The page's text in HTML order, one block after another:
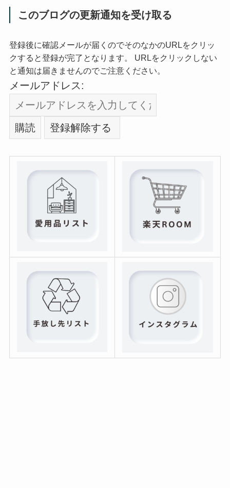
このブログの更新通知を受け取る
登録後に確認メールが届くのでそのなかのURLをクリッ
クすると登録が完了となります。 URLをクリックしない
と通知は届きませんのでご注意ください。
メールアドレス: